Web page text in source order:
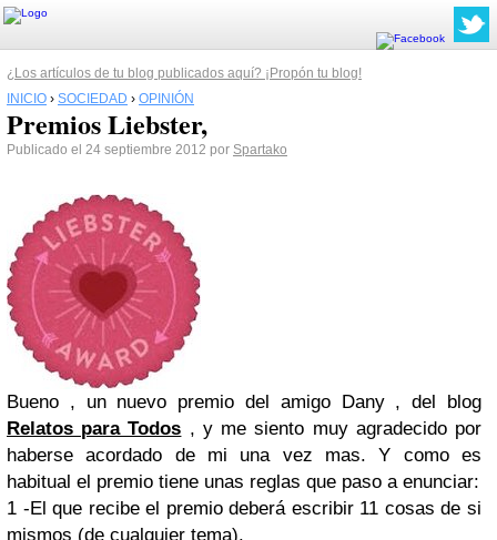
¿Los artículos de tu blog publicados aquí? ¡Propón tu blog!
INICIO › SOCIEDAD › OPINIÓN
Premios Liebster,
Publicado el 24 septiembre 2012 por Spartako
Bueno , un nuevo premio del amigo Dany , del blog
Relatos para Todos , y me siento muy agradecido por
haberse acordado de mi una vez mas. Y como es
habitual el premio tiene unas reglas que paso a enunciar:
1 -El que recibe el premio deberá escribir 11 cosas de si
mismos (de cualquier tema).